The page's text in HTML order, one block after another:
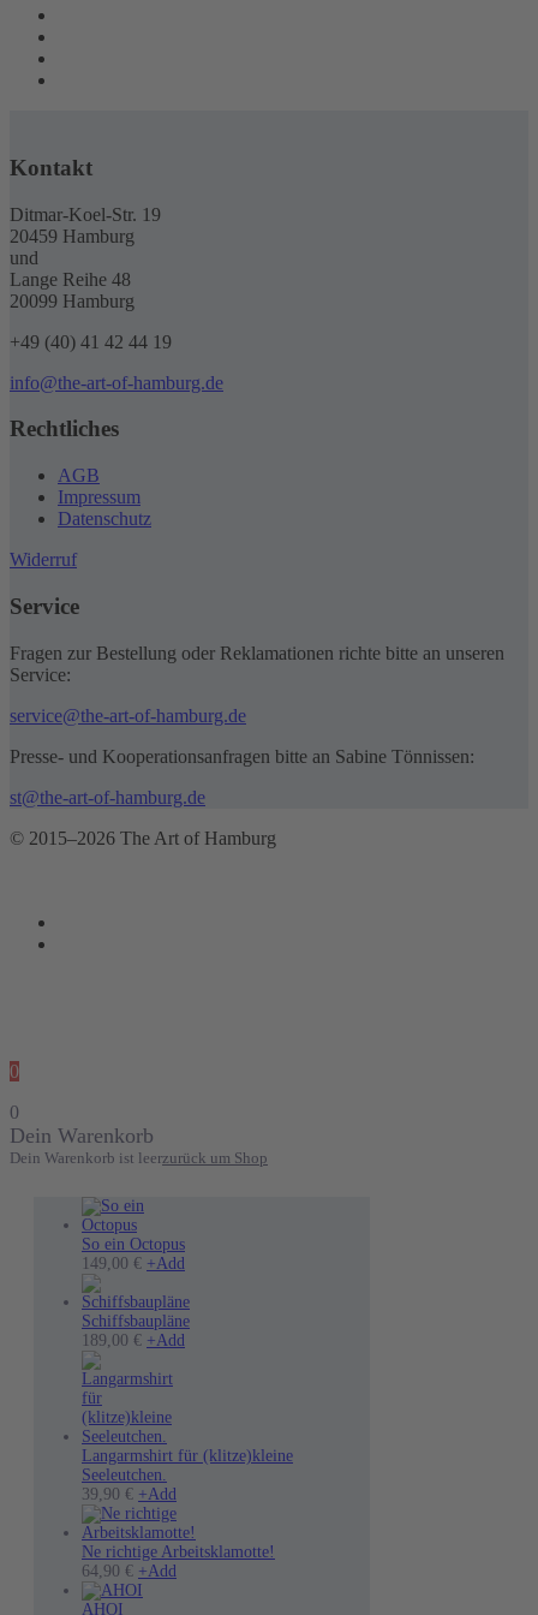
Kontakt
Ditmar-Koel-Str. 19
20459 Hamburg
und
Lange Reihe 48
20099 Hamburg
+49 (40) 41 42 44 19
info@the-art-of-hamburg.de
Rechtliches
AGB
Impressum
Datenschutz
Widerruf
Service
Fragen zur Bestellung oder Reklamationen richte bitte an unseren
Service:
service@the-art-of-hamburg.de
Presse- und Kooperationsanfragen bitte an Sabine Tönnissen:
st@the-art-of-hamburg.de
© 2015–2026 The Art of Hamburg
0
0
Dein Warenkorb
Dein Warenkorb ist leerzurück um Shop
So ein Octopus
149,00 € +Add
weist
mehrere
der
Schiffsbaupläne
189,00 € +Add
Langarmshirt für (klitze)kleine
Seeleutchen.
39,90 € +Add
Produkt
weist
mehrere
Ne richtige Arbeitsklamotte!
64,90 € +Add
AHOI